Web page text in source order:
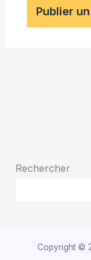
Rechercher
Copyright ©